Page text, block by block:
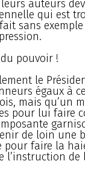
auteurs
qui est
sans
pouvoir !
le
égaux à
mais qu’un
pour lui faire
de loin une
pour faire la
l’instruction de